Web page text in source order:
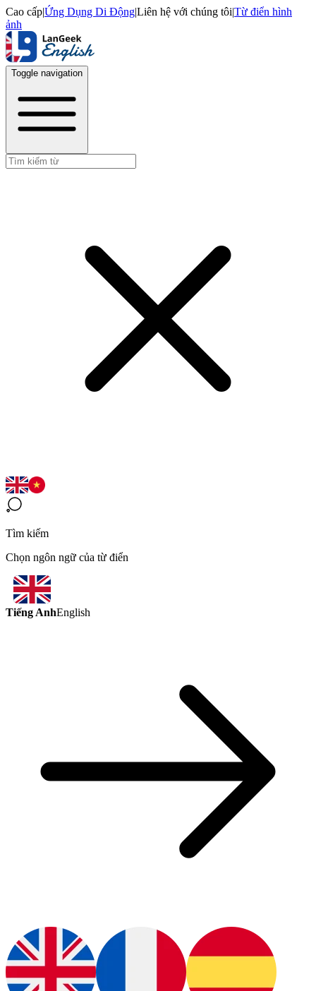
Cao cấp|Ứng Dụng Di Động|Liên hệ với chúng tôi|Từ điển hình
ảnh
Toggle navigation
Tìm kiếm
Chọn ngôn ngữ của từ điển
Tiếng AnhEnglish